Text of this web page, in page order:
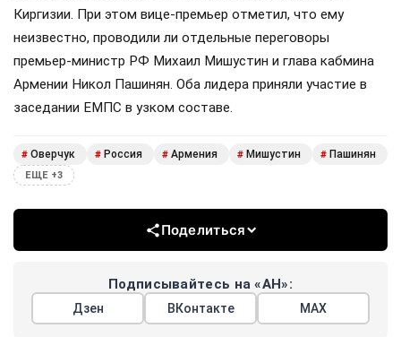
Киргизии. При этом вице-премьер отметил, что ему
неизвестно, проводили ли отдельные переговоры
премьер-министр РФ Михаил Мишустин и глава кабмина
Армении Никол Пашинян. Оба лидера приняли участие в
заседании ЕМПС в узком составе.
# Оверчук # Россия # Армения # Мишустин # Пашинян
ЕЩЕ +3
Поделиться
Подписывайтесь на «АН»:
Дзен ВКонтакте МАХ